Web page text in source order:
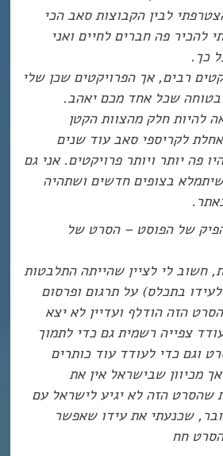
לבין הקבוצות סאב הכי
להכיר פה חברים לחיים ואני
כך.
רבים, אך הפרויקטים שכן שלי
בטוחה שכל אחד מכם יאהב.
להיות חלק מהצוות הקטן
לקריספי סאב עוד שנים
פה יותר ויותר פרויקטים. אני גם
בצופים חדשים ושתהיה
של הפוסט – הסרט של
חשוב לי לציין שהייתה התלבטות
בתכלס) על תרגום ופרסום
הזה הודלף ועדיין לא יצא
צפייה רשמית גם כדי לתמוך
וגם כדי לעודד עוד כותרים
מכיוון שבישראל אין את
שהסרט הזה לא יגיע לישראל עם
שכנעתי את עידו שאפשר
חח